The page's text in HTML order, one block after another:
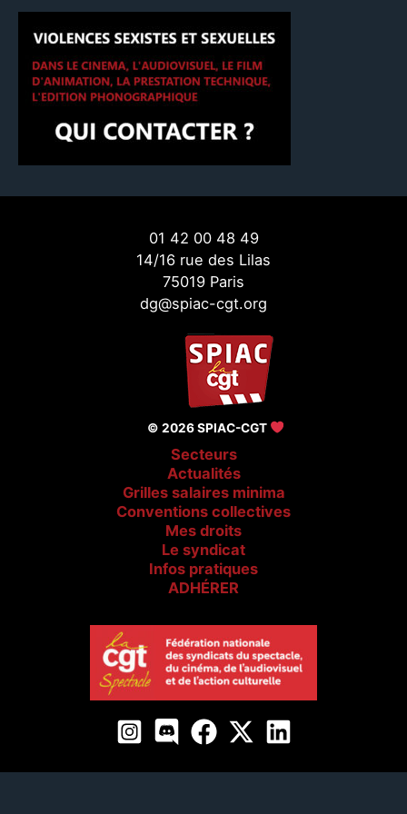
01 42 00 48 49
14/16 rue des Lilas
75019 Paris
dg@spiac-cgt.org
© 2026 SPIAC-CGT
Secteurs
Actualités
Grilles salaires minima
Conventions collectives
Mes droits
Le syndicat
Infos pratiques
ADHÉRER